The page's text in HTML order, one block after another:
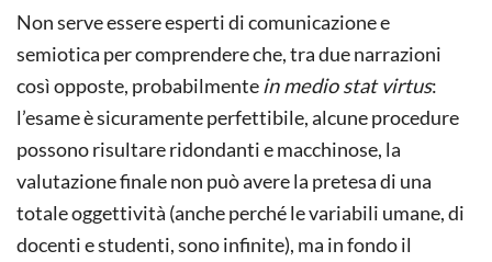
Non serve essere esperti di comunicazione e
semiotica per comprendere che, tra due narrazioni
così opposte, probabilmente in medio stat virtus:
l’esame è sicuramente perfettibile, alcune procedure
possono risultare ridondanti e macchinose, la
valutazione finale non può avere la pretesa di una
totale oggettività (anche perché le variabili umane, di
docenti e studenti, sono infinite), ma in fondo il